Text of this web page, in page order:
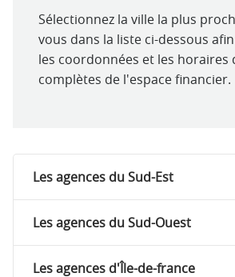
Sélectionnez la ville la plus
vous dans la liste ci-dessous
les coordonnées et les
complètes de l'espace financier.
Les agences du Sud-Est
Les agences du Sud-Ouest
Les agences d'Île-de-france